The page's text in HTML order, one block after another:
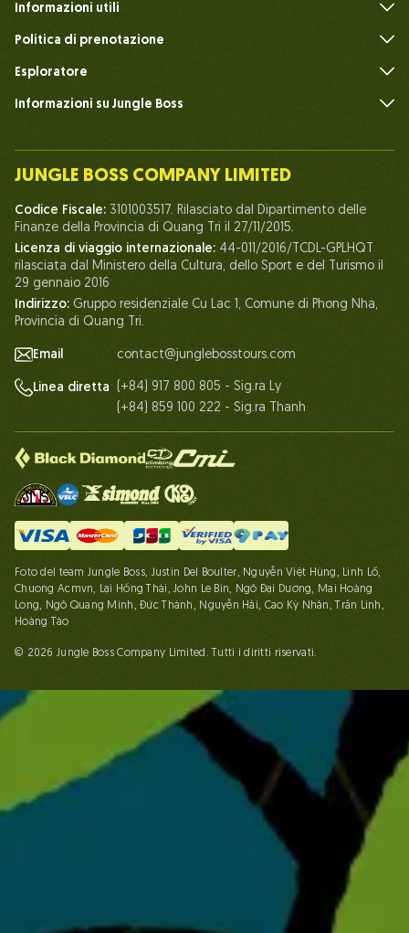
Informazioni utili
Politica di prenotazione
Esploratore
Informazioni su Jungle Boss
Il nostro team
Vita a Jungle Boss
I nostri certificati
Partenariato
Contattaci
JUNGLE BOSS COMPANY LIMITED
Codice Fiscale: 3101003517. Rilasciato dal Dipartimento delle
Finanze della Provincia di Quang Tri il 27/11/2015.
Licenza di viaggio internazionale: 44-011/2016/TCDL-GPLHQT
rilasciata dal Ministero della Cultura, dello Sport e del Turismo il
29 gennaio 2016
Indirizzo: Gruppo residenziale Cu Lac 1, Comune di Phong Nha,
Provincia di Quang Tri.
Email contact@junglebosstours.com
Linea diretta
(+84) 917 800 805 - Sig.ra Ly
(+84) 859 100 222 - Sig.ra Thanh
Foto del team Jungle Boss, Justin Del Boulter, Nguyễn Việt Hùng, Linh Lố,
Chuong Acmvn, Lại Hồng Thái, John Le Bin, Ngô Đại Dương, Mai Hoàng
Long, Ngô Quang Minh, Đức Thành, Nguyễn Hải, Cao Kỳ Nhân, Trần Linh,
Hoàng Táo
© 2026 Jungle Boss Company Limited. Tutti i diritti riservati.